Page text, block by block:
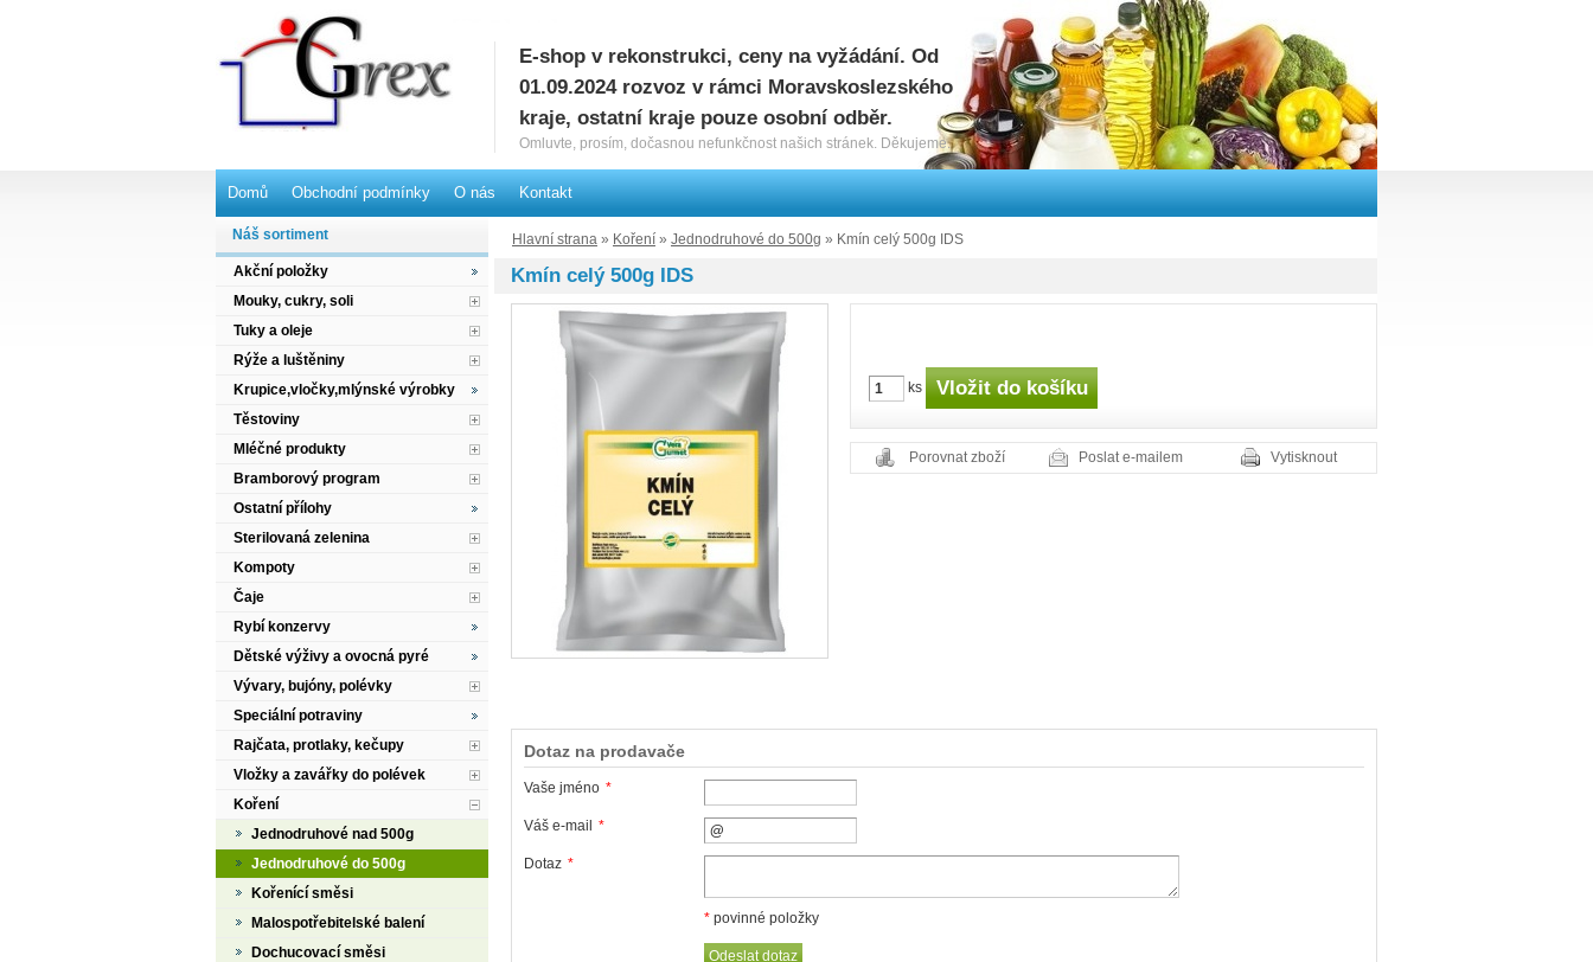
Hlavní strana » Koření » Jednodruhové do 500g » Kmín celý 500g IDS
Kmín celý 500g IDS
ks
Porovnat zboží Poslat e-mailem Vytisknout
Dotaz na prodavače
Vaše jméno *
Váš e-mail *
Dotaz *
*povinné položky
Náš sortiment
Akční položky
Mouky, cukry, soli
Tuky a oleje
Rýže a luštěniny
Krupice,vločky,mlýnské výrobky
Těstoviny
Mléčné produkty
Bramborový program
Ostatní přílohy
Sterilovaná zelenina
Kompoty
Čaje
Rybí konzervy
Dětské výživy a ovocná pyré
Vývary, bujóny, polévky
Speciální potraviny
Rajčata, protlaky, kečupy
Vložky a zavářky do polévek
Koření
Jednodruhové nad 500g
Jednodruhové do 500g
Kořenící směsi
Malospotřebitelské balení
Dochucovací směsi
G
E-shop v rekonstrukci, ceny na vyžádání. Od
01.09.2024 rozvoz v rámci Moravskoslezského
kraje, ostatní kraje pouze osobní odběr.
Omluvte, prosím, dočasnou nefunkčnost našich stránek. Děkujeme.
Domů Obchodní podmínky O nás Kontakt